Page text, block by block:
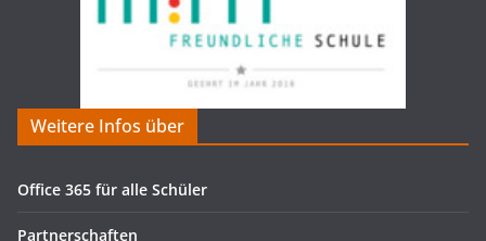
Weitere Infos über
Office 365 für alle Schüler
Partnerschaften